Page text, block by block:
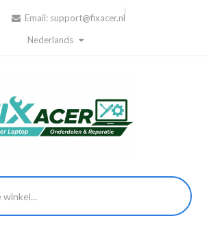
Email: support@fixacer.nl
Nederlands